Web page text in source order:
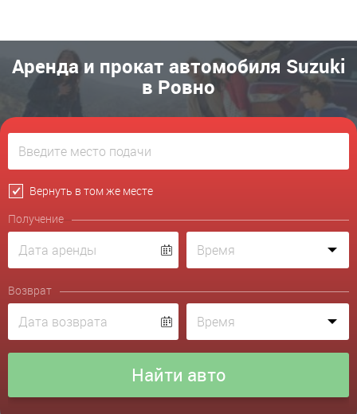
Аренда и прокат автомобиля Suzuki
в Ровно
Вернуть в том же месте
Получение
Возврат